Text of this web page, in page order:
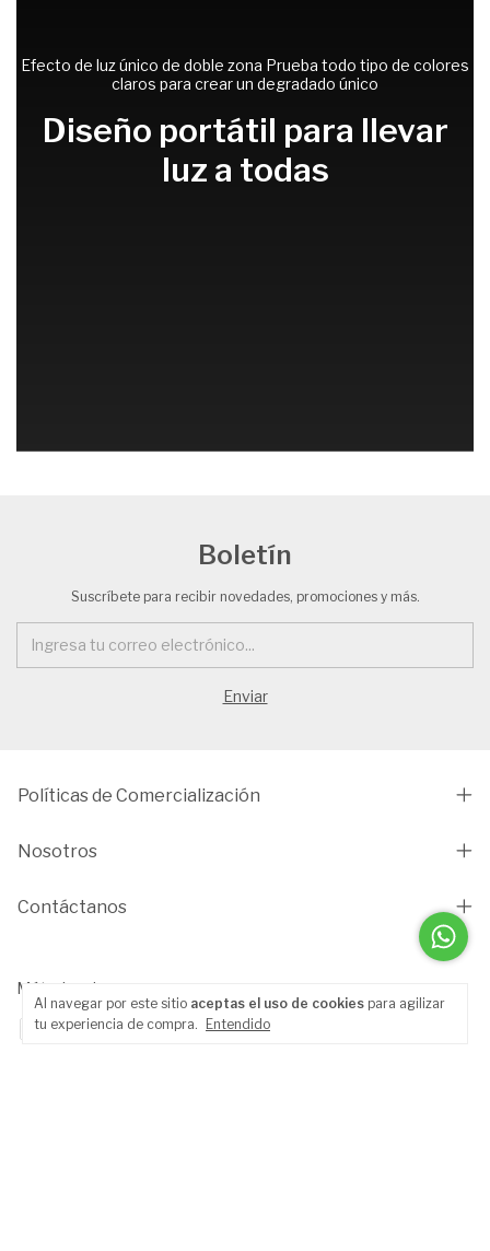
Al navegar por este sitio aceptas el uso de cookies para agilizar
tu experiencia de compra.
Entendido
Con luces LED: Sí
Con micrófono: No
Efecto de luz único de doble zona Prueba todo tipo de colores
claros para crear un degradado único
Diseño portátil para llevar
luz a todas
Boletín
Suscríbete para recibir novedades, promociones y más.
Políticas de Comercialización
Nosotros
Contáctanos
Métodos de pago